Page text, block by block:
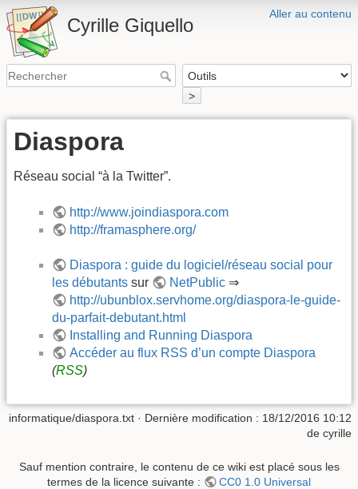
Aller au contenu
Cyrille Giquello
>
Diaspora
Réseau social “à la Twitter”.
http://www.joindiaspora.com
http://framasphere.org/
Diaspora : guide du logiciel/réseau social pour
les débutants sur NetPublic ⇒
http://ubunblox.servhome.org/diaspora-le-guide-
du-parfait-debutant.html
Installing and Running Diaspora
Accéder au flux RSS d’un compte Diaspora
(RSS)
informatique/diaspora.txt · Dernière modification : 18/12/2016 10:12
de cyrille
Sauf mention contraire, le contenu de ce wiki est placé sous les
termes de la licence suivante :
CC0 1.0 Universal